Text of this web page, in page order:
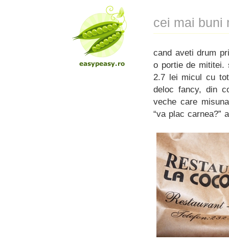
cei mai buni
cand aveti drum
o portie de mititei.
2.7 lei micul cu
deloc fancy, din
veche care
“va plac carnea?”